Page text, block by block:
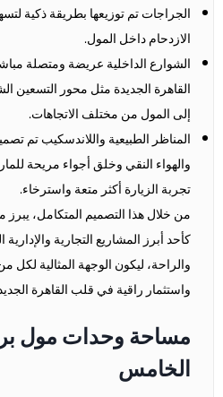
الجراجات تم توزيعها بطريقة ذكية
الازدحام داخل المول.
الشوارع الداخلية عريضة ومتصلة
القاهرة الجديدة مثل محور التسعين
إلى المول من مختلف الاتجاهات.
المناظر الطبيعية واللاندسكيب تم
والهواء النقي وخلق أجواء مريحة
تجربة الزيارة أكثر متعة واسترخاء.
من خلال هذا التصميم المتكامل،
كأحد أبرز المشاريع التجارية والإدارية
والراحة، ليكون الوجهة المثالية
واستثمار راقية في قلب القاهرة
مساحة وحدات مول
الخامس